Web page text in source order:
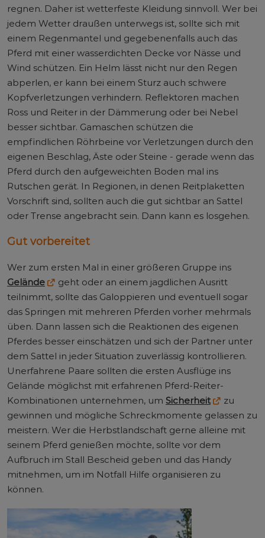
regnen. Daher ist wetterfeste Kleidung sinnvoll. Wer bei
jedem Wetter draußen unterwegs ist, sollte sich mit
einem Regenmantel und gegebenenfalls auch das
Pferd mit einer wasserdichten Decke vor Nässe und
Wind schützen. Ein Helm lässt nicht nur den Regen
abperlen, er kann bei einem Sturz auch schwere
Kopfverletzungen verhindern. Reflektoren machen
Ross und Reiter in der Dämmerung oder bei Nebel
besser sichtbar. Gamaschen schützen die
empfindlichen Röhrbeine vor Verletzungen durch den
eigenen Beschlag, Äste oder Steine - gerade wenn das
Pferd durch den aufgeweichten Boden mal ins
Rutschen gerät. In Regionen, in denen Reitplaketten
Vorschrift sind, sollten auch die gut sichtbar an Sattel
oder Trense angebracht sein. Dann kann es losgehen.
Gut vorbereitet
Wer zum ersten Mal in einer größeren Gruppe ins
Gelände
geht oder an einem jagdlichen Ausritt
teilnimmt, sollte das Galoppieren und eventuell sogar
das Springen mit mehreren Pferden vorher mehrmals
üben. Dann lassen sich die Reaktionen des eigenen
Pferdes besser einschätzen und sich der Partner unter
dem Sattel in jeder Situation zuverlässig kontrollieren.
Unerfahrene Paare sollten die ersten Ausflüge ins
Gelände möglichst mit erfahrenen Pferd-Reiter-
Kombinationen unternehmen, um Sicherheit
zu
gewinnen und mögliche Schreckmomente gelassen zu
meistern. Wer die Herbstlandschaft gerne alleine mit
seinem Pferd genießen möchte, sollte vor dem
Aufbruch im Stall Bescheid geben und das Handy
mitnehmen, um im Notfall Hilfe organisieren zu
können.